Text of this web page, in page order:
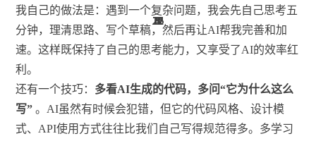
1
1
26
1
12
12
11
3
3
12
我自己的做法是：遇到一个复杂问题，我会先自己思考五
分钟，理清思路、写个草稿，然后再让AI帮我完善和加
速。这样既保持了自己的思考能力，又享受了AI的效率红
利。
还有一个技巧： 多看AI生成的代码，多问“它为什么这么
写” 。AI虽然有时候会犯错，但它的代码风格、设计模
式、API使用方式往往比我们自己写得规范得多。多学习
26
21
21
26
4
3
26